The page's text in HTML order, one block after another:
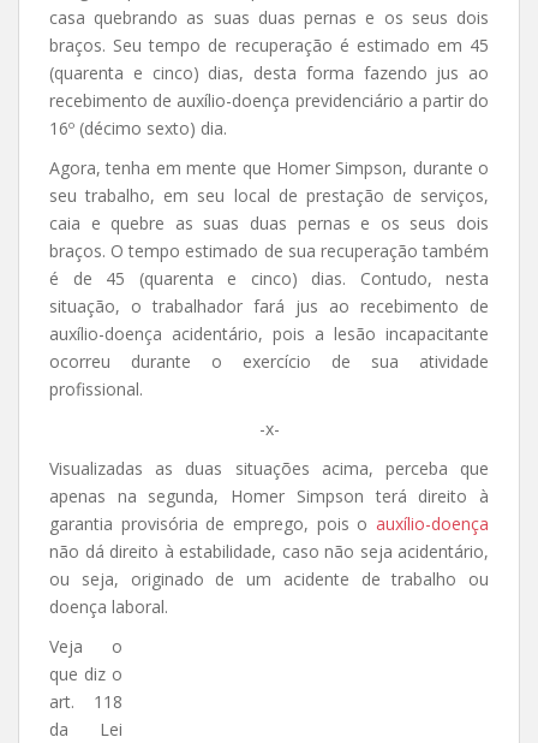
casa quebrando as suas duas pernas e os seus dois
braços. Seu tempo de recuperação é estimado em 45
(quarenta e cinco) dias, desta forma fazendo jus ao
recebimento de auxílio-doença previdenciário a partir do
16º (décimo sexto) dia.
Agora, tenha em mente que Homer Simpson, durante o
seu trabalho, em seu local de prestação de serviços,
caia e quebre as suas duas pernas e os seus dois
braços. O tempo estimado de sua recuperação também
é de 45 (quarenta e cinco) dias. Contudo, nesta
situação, o trabalhador fará jus ao recebimento de
auxílio-doença acidentário, pois a lesão incapacitante
ocorreu durante o exercício de sua atividade
profissional.
-x-
Visualizadas as duas situações acima, perceba que
apenas na segunda, Homer Simpson terá direito à
garantia provisória de emprego, pois o auxílio-doença
não dá direito à estabilidade, caso não seja acidentário,
ou seja, originado de um acidente de trabalho ou
doença laboral.
Veja o
que diz o
art. 118
da Lei